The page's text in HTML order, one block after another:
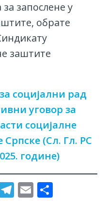
запослене у
обрате
заштите
социјални рад
уговор за
социјалне
(Сл. Гл. РС
године)
T E